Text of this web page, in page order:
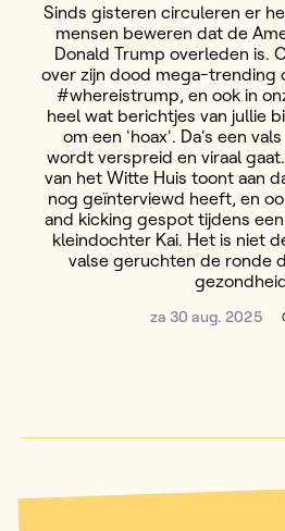
Sinds gisteren circuleren er
mensen beweren dat de
Donald Trump overleden is.
over zijn dood mega-trending
#whereistrump, en ook in
heel wat berichtjes van jullie
om een 'hoax'. Da's een
wordt verspreid en viraal
van het Witte Huis toont aan
nog geïnterviewd heeft, en
and kicking gespot tijdens
kleindochter Kai. Het is niet
valse geruchten de ronde
za 30 aug. 2025